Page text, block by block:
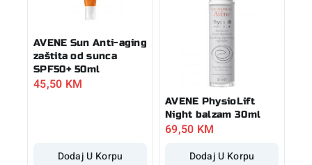
AVENE Sun Anti-aging
zaštita od sunca
SPF50+ 50ml
45,50 KM
Dodaj U Korpu
AVENE PhysioLift
Night balzam 30ml
69,50 KM
Dodaj U Korpu